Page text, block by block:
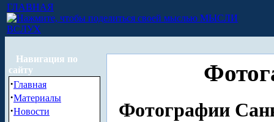
ГЛАВНАЯ
МЫСЛИ
ВСЛУХ
Навигация по
сайту
·Главная
·Материалы
·Новости Фотографии